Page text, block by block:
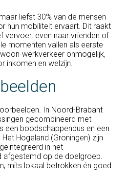
liefst 30% van de mensen
hun mobiliteit ervaart. Dit raakt
vervoer: even naar vrienden of
momenten vallen als eerste
werkverkeer onmogelijk,
inkomen en welzijn.
In Noord-Brabant
gecombineerd met
een boodschappenbus en een
Hogeland (Groningen) zijn
in het
op de doelgroep.
mits lokaal betrokken én goed